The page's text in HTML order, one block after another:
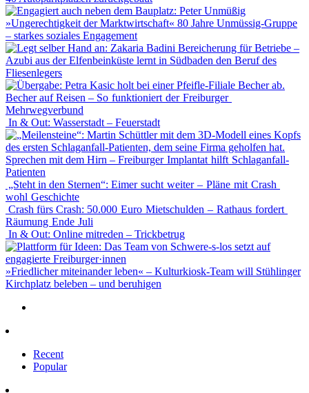
»Ungerechtigkeit der Marktwirtschaft« 80 Jahre Unmüssig-Gruppe
– starkes soziales Engagement
Bereicherung für Betriebe –
Azubi aus der Elfenbeinküste lernt in Südbaden den Beruf des
Fliesenlegers
Becher auf Reisen – So funktioniert der Freiburger
Mehrwegverbund
In & Out: Wasserstadt – Feuerstadt
Sprechen mit dem Hirn – Freiburger Implantat hilft Schlaganfall-
Patienten
„Steht in den Sternen“: Eimer sucht weiter – Pläne mit Crash
wohl Geschichte
Crash fürs Crash: 50.000 Euro Mietschulden – Rathaus fordert
Räumung Ende Juli
In & Out: Online mitreden – Trickbetrug
»Friedlicher miteinander leben« – Kulturkiosk-Team will Stühlinger
Kirchplatz beleben – und beruhigen
Recent
Popular